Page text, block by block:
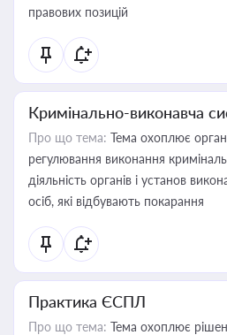
правових позицій
Кримінально-виконавча
Про що тема: Тема охоплює
регулювання виконання
діяльність органів і установ
осіб, які відбувають покарання
Практика ЄСПЛ
Про що тема: Тема охоплює